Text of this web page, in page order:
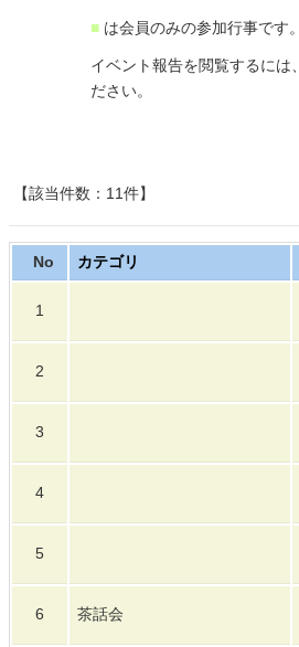
■ は会員のみの参加行事です。
イベント報告を閲覧するには、
ださい。
【該当件数：11件】
No カテゴリ
1
2
3
4
5
6 茶話会